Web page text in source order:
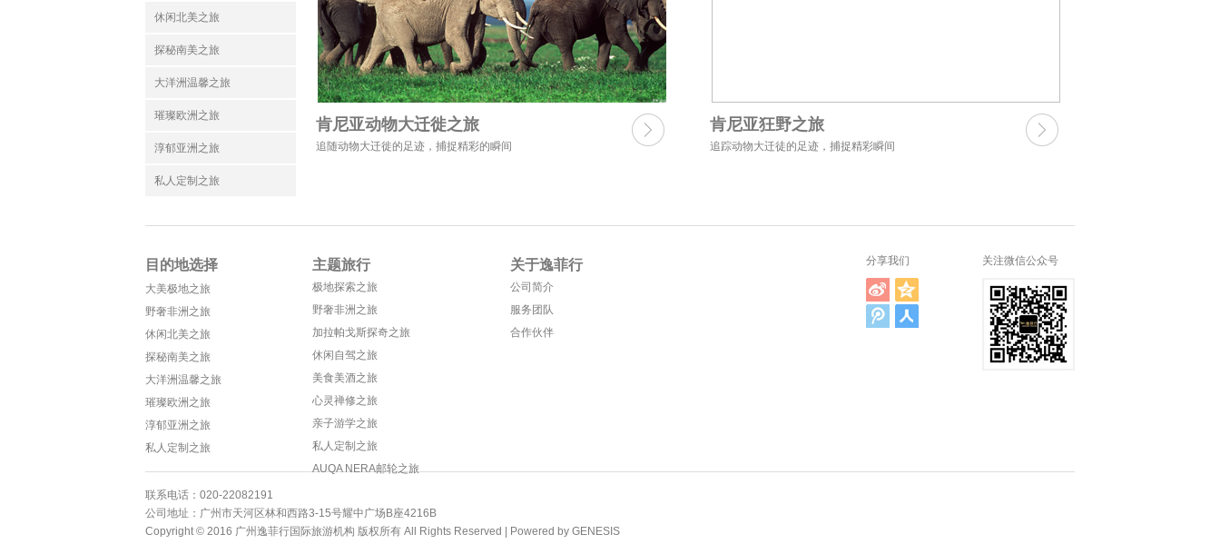
休闲北美之旅
探秘南美之旅
大洋洲温馨之旅
璀璨欧洲之旅
淳郁亚洲之旅
私人定制之旅
肯尼亚动物大迁徙之旅
追随动物大迁徙的足迹，捕捉精彩的瞬间
肯尼亚狂野之旅
追踪动物大迁徒的足迹，捕捉精彩瞬间
目的地选择
大美极地之旅
野奢非洲之旅
休闲北美之旅
探秘南美之旅
大洋洲温馨之旅
璀璨欧洲之旅
淳郁亚洲之旅
私人定制之旅
主题旅行
极地探索之旅
野奢非洲之旅
加拉帕戈斯探奇之旅
休闲自驾之旅
美食美酒之旅
心灵禅修之旅
亲子游学之旅
私人定制之旅
AUQA NERA邮轮之旅
关于逸菲行
公司简介
服务团队
合作伙伴
分享我们 关注微信公众号
联系电话：020-22082191
公司地址：广州市天河区林和西路3-15号耀中广场B座4216B
Copyright © 2016 广州逸菲行国际旅游机构 版权所有 All Rights Reserved |
Powered by GENESIS